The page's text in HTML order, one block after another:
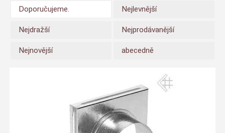
Doporučujeme. Nejlevnější
Nejdražší Nejprodávanější
Nejnovější abecedně